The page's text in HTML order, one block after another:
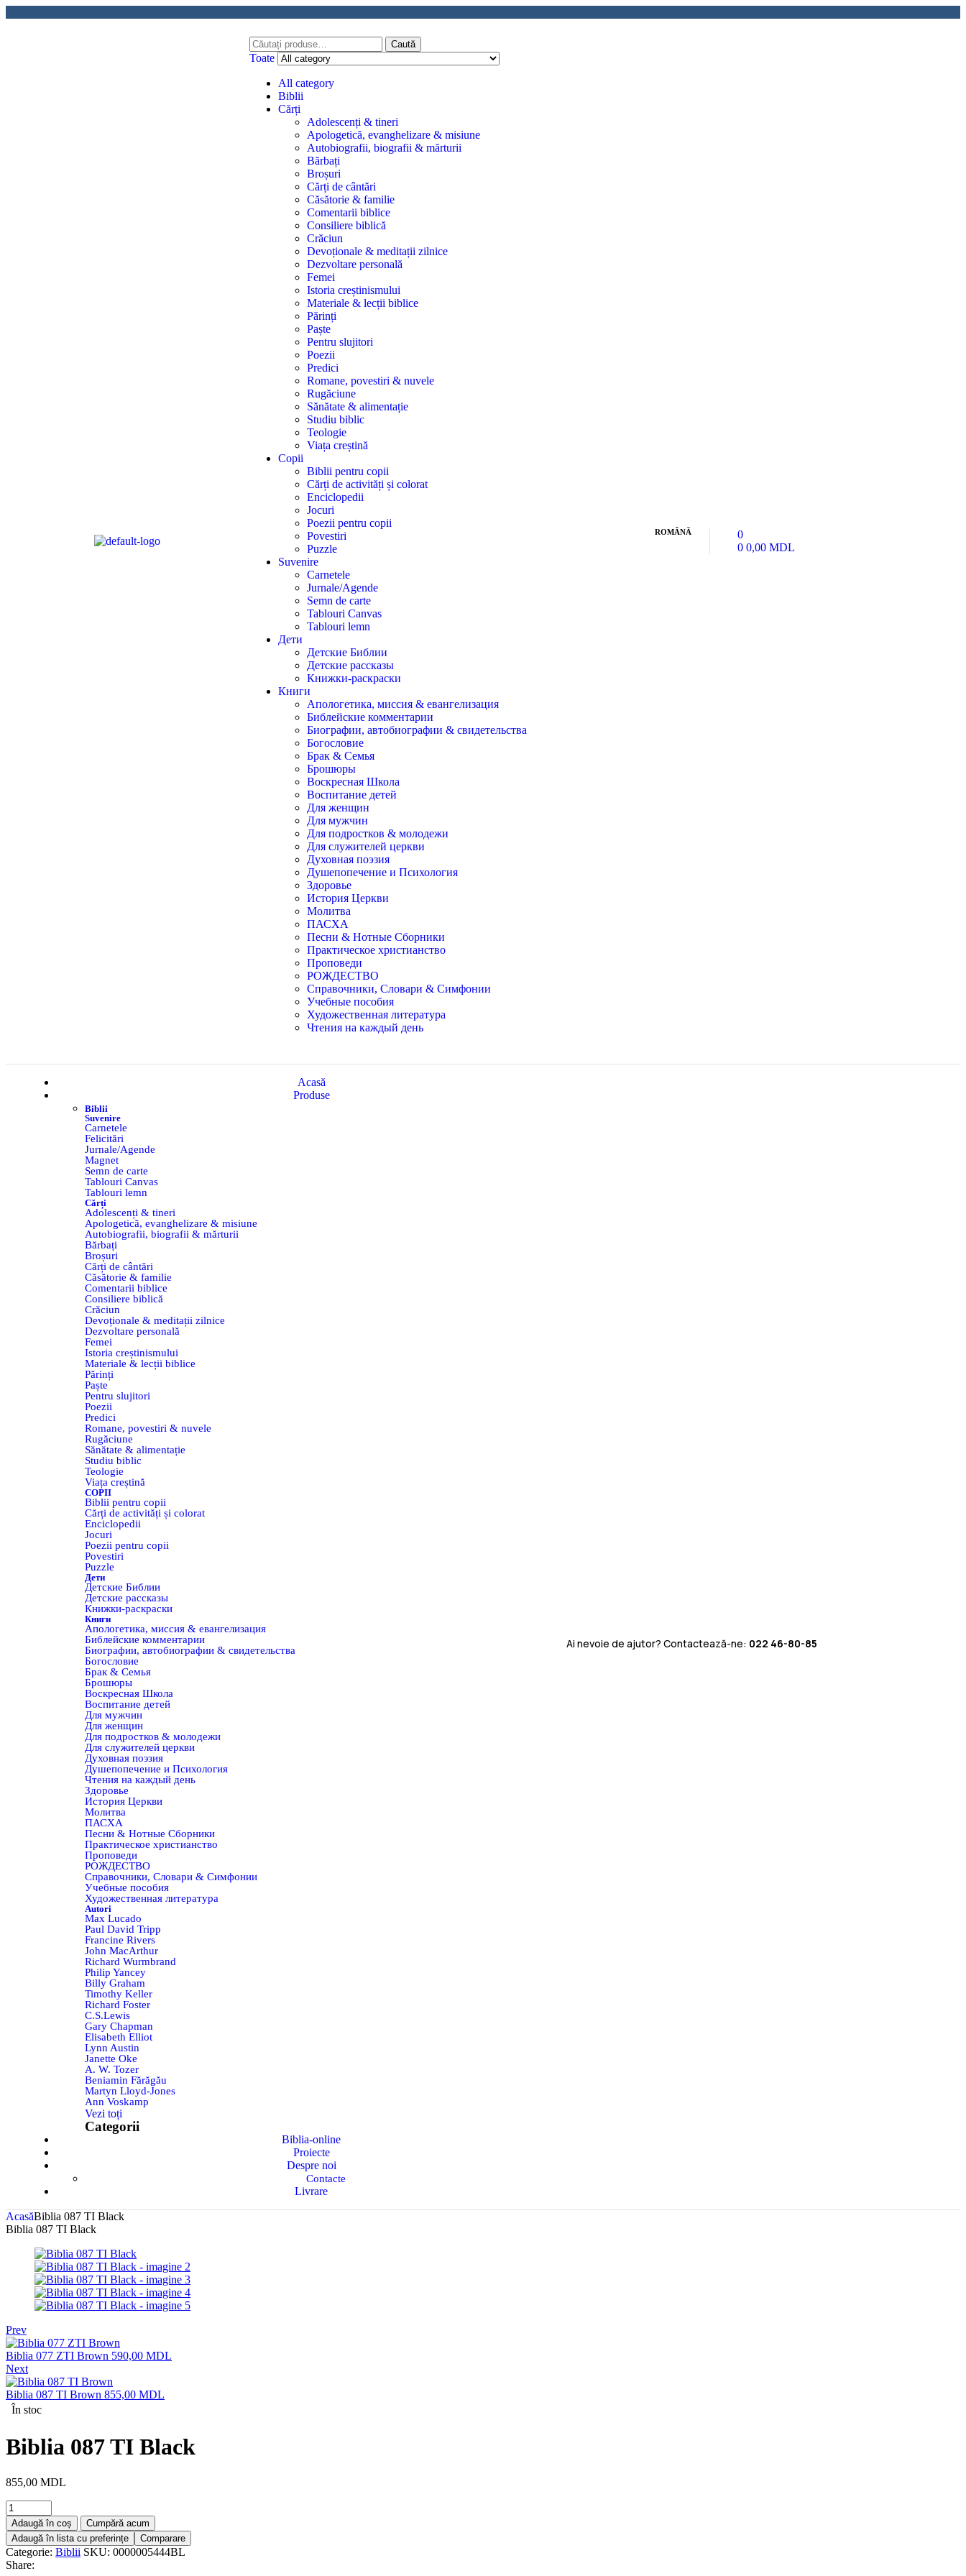
Caută
Toate
All category
Biblii
Cărți
Adolescenți & tineri
Apologetică, evanghelizare & misiune
Autobiografii, biografii & mărturii
Bărbați
Broșuri
Cărți de cântări
Căsătorie & familie
Comentarii biblice
Consiliere biblică
Crăciun
Devoționale & meditații zilnice
Dezvoltare personală
Femei
Istoria creștinismului
Materiale & lecții biblice
Părinți
Paște
Pentru slujitori
Poezii
Predici
Romane, povestiri & nuvele
Rugăciune
Sănătate & alimentație
Studiu biblic
Teologie
Viața creștină
Copii
Biblii pentru copii
Cărți de activități și colorat
Enciclopedii
Jocuri
Poezii pentru copii
Povestiri
Puzzle
Suvenire
Carnetele
Jurnale/Agende
Semn de carte
Tablouri Canvas
Tablouri lemn
Дети
Детские Библии
Детские рассказы
Книжки-раскраски
Книги
Апологетика, миссия & евангелизация
Библейские комментарии
Биографии, автобиографии & свидетельства
Богословие
Брак & Семья
Брошюры
Воскресная Школа
Воспитание детей
Для женщин
Для мужчин
Для подростков & молодежи
Для служителей церкви
Духовная поэзия
Душепопечение и Психология
Здоровье
История Церкви
Молитва
ПАСХА
Песни & Нотные Сборники
Практическое христианство
Проповеди
РОЖДЕСТВО
Справочники, Словари & Симфонии
Учебные пособия
Художественная литература
Чтения на каждый день
ROMÂNĂ
0
0 0,00 MDL
Acasă
Produse
Biblii
Suvenire
Carnetele
Felicitări
Jurnale/Agende
Magnet
Semn de carte
Tablouri Canvas
Tablouri lemn
Cărți
Adolescenți & tineri
Apologetică, evanghelizare & misiune
Autobiografii, biografii & mărturii
Bărbați
Broșuri
Cărți de cântări
Căsătorie & familie
Comentarii biblice
Consiliere biblică
Crăciun
Devoționale & meditații zilnice
Dezvoltare personală
Femei
Istoria creștinismului
Materiale & lecții biblice
Părinți
Paște
Pentru slujitori
Poezii
Predici
Romane, povestiri & nuvele
Rugăciune
Sănătate & alimentație
Studiu biblic
Teologie
Viața creștină
COPII
Biblii pentru copii
Cărți de activități și colorat
Enciclopedii
Jocuri
Poezii pentru copii
Povestiri
Puzzle
Дети
Детские Библии
Детские рассказы
Книжки-раскраски
Книги
Апологетика, миссия & евангелизация
Библейские комментарии
Биографии, автобиографии & свидетельства
Богословие
Брак & Семья
Брошюры
Воскресная Школа
Воспитание детей
Для мужчин
Для женщин
Для подростков & молодежи
Для служителей церкви
Духовная поэзия
Душепопечение и Психология
Чтения на каждый день
Здоровье
История Церкви
Молитва
ПАСХА
Песни & Нотные Сборники
Практическое христианство
Проповеди
РОЖДЕСТВО
Справочники, Словари & Симфонии
Учебные пособия
Художественная литература
Autori
Max Lucado
Paul David Tripp
Francine Rivers
John MacArthur
Richard Wurmbrand
Philip Yancey
Billy Graham
Timothy Keller
Richard Foster
C.S.Lewis
Gary Chapman
Elisabeth Elliot
Lynn Austin
Janette Oke
A. W. Tozer
Beniamin Fărăgău
Martyn Lloyd-Jones
Ann Voskamp
Vezi toți
Categorii
Biblia-online
Proiecte
Despre noi
Contacte
Livrare
Ai nevoie de ajutor? Contactează-ne: 022 46-80-85
AcasăBiblia 087 TI Black
Biblia 087 TI Black
Prev
Biblia 077 ZTI Brown 590,00 MDL
Next
Biblia 087 TI Brown 855,00 MDL
În stoc
Biblia 087 TI Black
855,00 MDL
Adaugă în coș
Cumpără acum
Adaugă în lista cu preferințe
Comparare
Categorie: Biblii SKU: 0000005444BL
Share: